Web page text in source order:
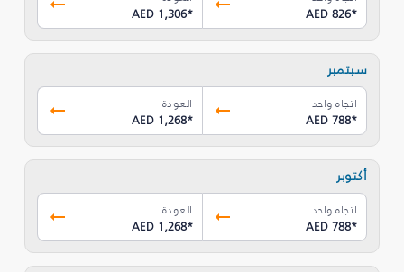
AED 826*
AED 1,306*
سبتمبر
اتجاه واحد
AED 788*
العودة
AED 1,268*
أكتوبر
اتجاه واحد
AED 788*
العودة
AED 1,268*